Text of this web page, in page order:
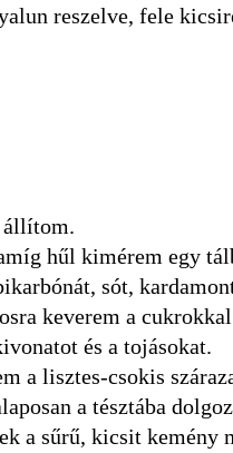
reszelve, fele
állítom.
hűl kimérem egy
sót,
keverem a
és a tojásokat.
a lisztes-csokis
a tésztába
a sűrű, kicsit kemény